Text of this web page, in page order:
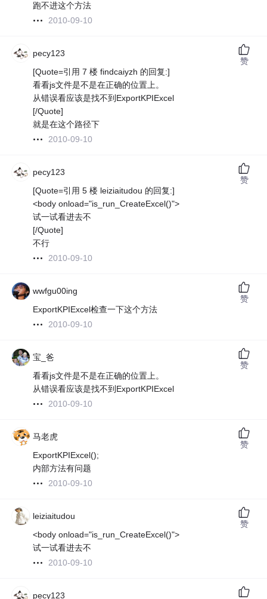
跑不进这个方法
2010-09-10
pecy123
[Quote=引用 7 楼 findcaiyzh 的回复:]
看看js文件是不是在正确的位置上。
从错误看应该是找不到ExportKPIExcel
[/Quote]
就是在这个路径下
2010-09-10
赞
pecy123
[Quote=引用 5 楼 leiziaitudou 的回复:]
<body onload="is_run_CreateExcel()">
试一试看进去不
[/Quote]
不行
2010-09-10
赞
wwfgu00ing
ExportKPIExcel检查一下这个方法
2010-09-10
赞
宝_爸
看看js文件是不是在正确的位置上。
从错误看应该是找不到ExportKPIExcel
2010-09-10
赞
马老虎
ExportKPIExcel();
内部方法有问题
2010-09-10
赞
leiziaitudou
<body onload="is_run_CreateExcel()">
试一试看进去不
2010-09-10
赞
pecy123